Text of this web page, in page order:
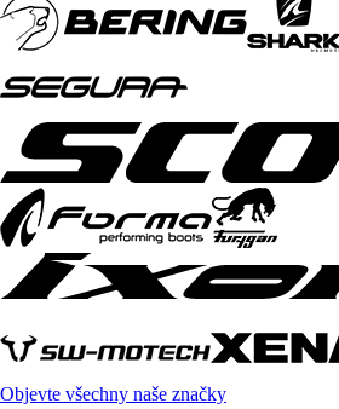
Objevte všechny naše značky